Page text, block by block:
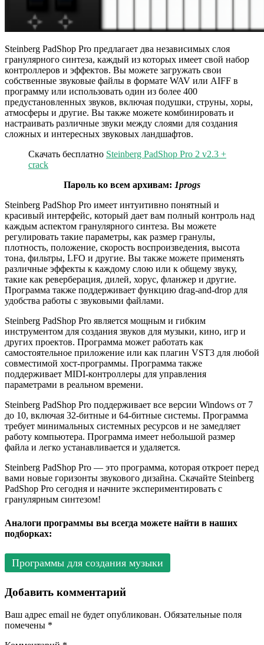
Steinberg PadShop Pro предлагает два независимых слоя
гранулярного синтеза, каждый из которых имеет свой набор
контроллеров и эффектов. Вы можете загружать свои
собственные звуковые файлы в формате WAV или AIFF в
программу или использовать один из более 400
предустановленных звуков, включая подушки, струны, хоры,
атмосферы и другие. Вы также можете комбинировать и
настраивать различные звуки между слоями для создания
сложных и интересных звуковых ландшафтов.
Скачать бесплатно Steinberg PadShop Pro 2 v2.3 +
crack
Пароль ко всем архивам: 1progs
Steinberg PadShop Pro имеет интуитивно понятный и
красивый интерфейс, который дает вам полный контроль над
каждым аспектом гранулярного синтеза. Вы можете
регулировать такие параметры, как размер гранулы,
плотность, положение, скорость воспроизведения, высота
тона, фильтры, LFO и другие. Вы также можете применять
различные эффекты к каждому слою или к общему звуку,
такие как реверберация, дилей, хорус, фланжер и другие.
Программа также поддерживает функцию drag-and-drop для
удобства работы с звуковыми файлами.
Steinberg PadShop Pro является мощным и гибким
инструментом для создания звуков для музыки, кино, игр и
других проектов. Программа может работать как
самостоятельное приложение или как плагин VST3 для любой
совместимой хост-программы. Программа также
поддерживает MIDI-контроллеры для управления
параметрами в реальном времени.
Steinberg PadShop Pro поддерживает все версии Windows от 7
до 10, включая 32-битные и 64-битные системы. Программа
требует минимальных системных ресурсов и не замедляет
работу компьютера. Программа имеет небольшой размер
файла и легко устанавливается и удаляется.
Steinberg PadShop Pro — это программа, которая откроет перед
вами новые горизонты звукового дизайна. Скачайте Steinberg
PadShop Pro сегодня и начните экспериментировать с
гранулярным синтезом!
Аналоги программы вы всегда можете найти в наших
подборках:
Программы для создания музыки
Добавить комментарий
Ваш адрес email не будет опубликован. Обязательные поля
помечены *